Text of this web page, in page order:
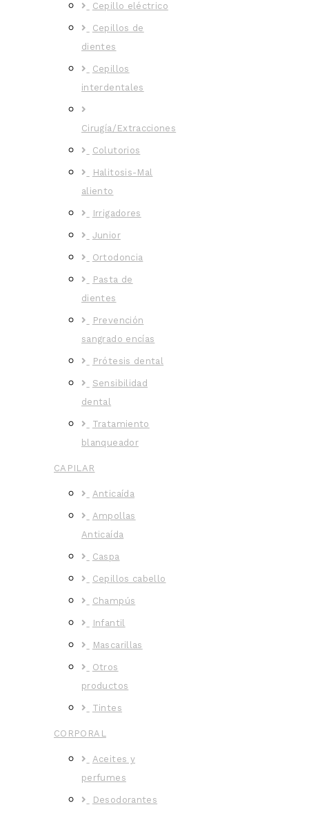
Cepillo eléctrico
Cepillos de
dientes
Cepillos
interdentales
Cirugía/Extracciones
Colutorios
Halitosis-Mal
aliento
Irrigadores
Junior
Ortodoncia
Pasta de
dientes
Prevención
sangrado encías
Prótesis dental
Sensibilidad
dental
Tratamiento
blanqueador
CAPILAR
Anticaída
Ampollas
Anticaída
Caspa
Cepillos cabello
Champús
Infantil
Mascarillas
Otros
productos
Tintes
CORPORAL
Aceites y
perfumes
Desodorantes